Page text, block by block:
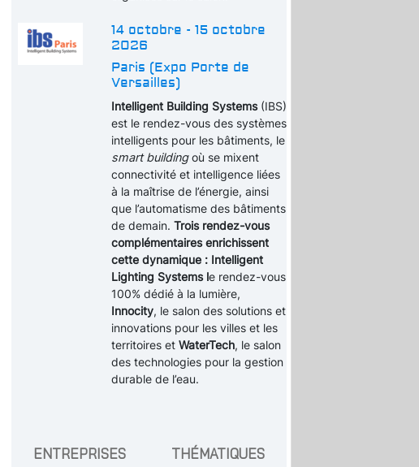
14 octobre - 15 octobre
2026
Paris (Expo Porte de
Versailles)
Intelligent Building Systems(IBS)
est le rendez-vous des systèmes
intelligents pour les bâtiments, le
smart buildingoù se mixent
connectivité et intelligence liées
à la maîtrise de l’énergie, ainsi
que l’automatisme des bâtiments
de demain. Trois rendez-vous
complémentaires enrichissent
cette dynamique : Intelligent
Lighting Systems le rendez-vous
100% dédié à la lumière,
Innocity, le salon des solutions et
innovations pour les villes et les
territoires et WaterTech, le salon
des technologies pour la gestion
durable de l’eau.
ENTREPRISES THÉMATIQUES